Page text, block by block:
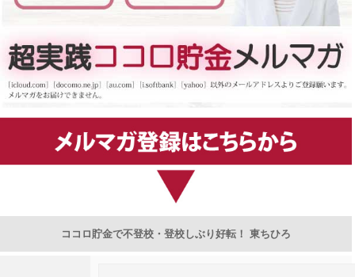
ココロ貯金で不登校・登校しぶり好転！ 東ちひろ